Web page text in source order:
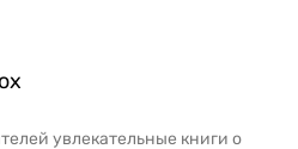
увлекательные книги о